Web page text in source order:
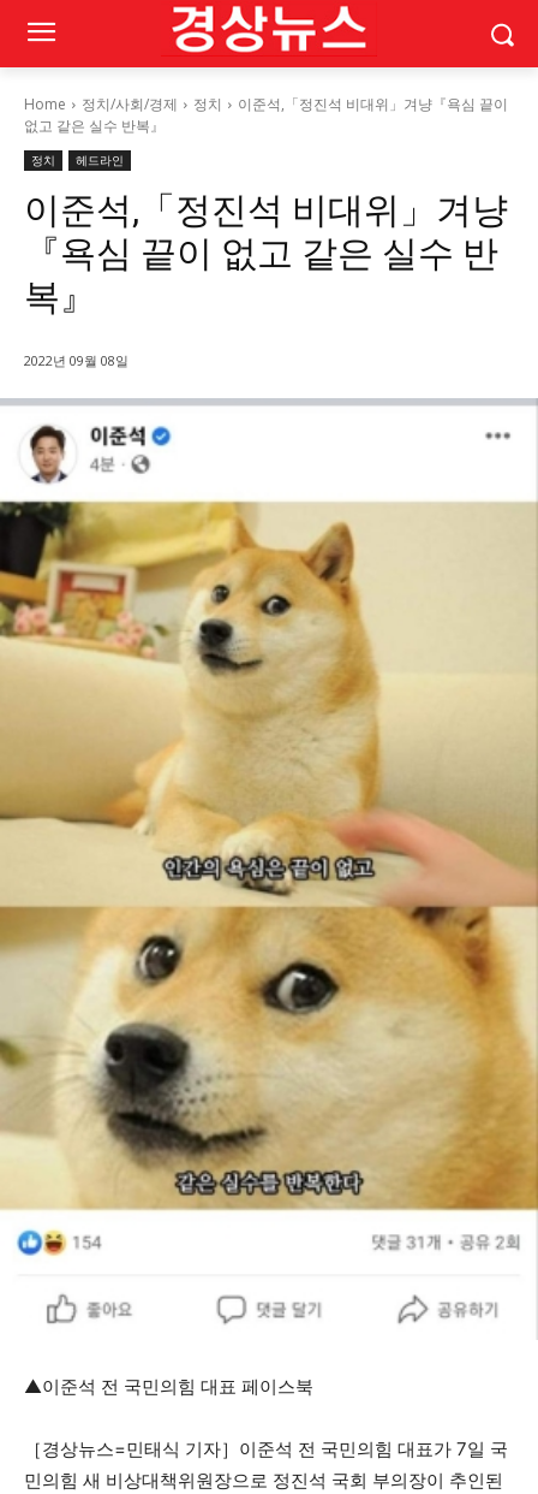
Home 정치/사회/경제 정치
이준석,「정진석 비대위」겨냥『욕심 끝이
없고 같은 실수 반복』
정치 헤드라인
이준석,「정진석 비대위」겨냥
『욕심 끝이 없고 같은 실수 반
복』
2022년 09월 08일
▲이준석 전 국민의힘 대표 페이스북
［경상뉴스=민태식 기자］이준석 전 국민의힘 대표가 7일 국
민의힘 새 비상대책위원장으로 정진석 국회 부의장이 추인된